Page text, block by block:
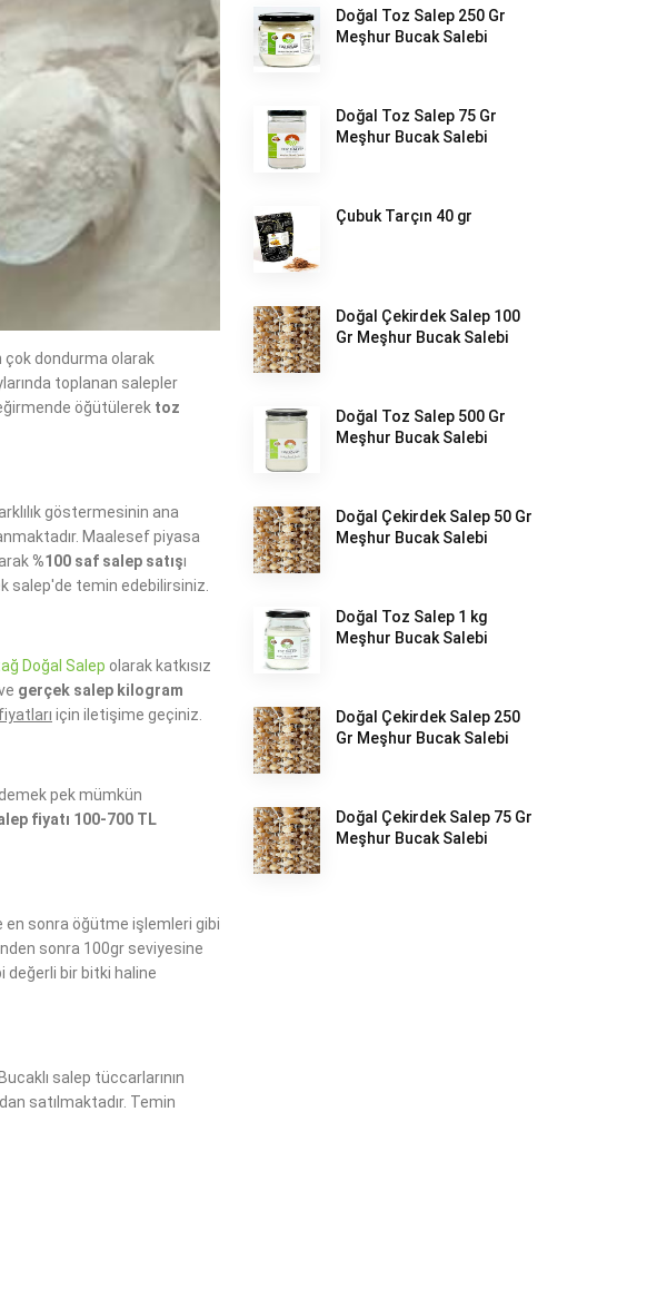
çok dondurma olarak
toplanan salepler
öğütülerek toz
göstermesinin ana
Maalesef piyasa
%100 saf salep satışı
salep'de temin edebilirsiniz.
Doğal Salep olarak katkısız
gerçek salep kilogram
için iletişime geçiniz.
pek mümkün
fiyatı 100-700 TL
en sonra öğütme işlemleri gibi
sonra 100gr seviyesine
değerli bir bitki haline
salep tüccarlarının
satılmaktadır. Temin
Doğal Toz Salep 250 Gr
Meşhur Bucak Salebi
Doğal Toz Salep 75 Gr
Meşhur Bucak Salebi
Çubuk Tarçın 40 gr
Doğal Çekirdek Salep 100
Gr Meşhur Bucak Salebi
Doğal Toz Salep 500 Gr
Meşhur Bucak Salebi
Doğal Çekirdek Salep 50 Gr
Meşhur Bucak Salebi
Doğal Toz Salep 1 kg
Meşhur Bucak Salebi
Doğal Çekirdek Salep 250
Gr Meşhur Bucak Salebi
Doğal Çekirdek Salep 75 Gr
Meşhur Bucak Salebi